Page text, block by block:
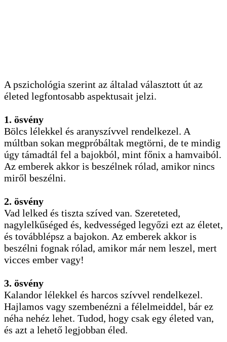
A pszichológia szerint az általad választott út az
életed legfontosabb aspektusait jelzi.
1. ösvény
Bölcs lélekkel és aranyszívvel rendelkezel. A
múltban sokan megpróbáltak megtörni, de te mindig
úgy támadtál fel a bajokból, mint főnix a hamvaiból.
Az emberek akkor is beszélnek rólad, amikor nincs
miről beszélni.
2. ösvény
Vad lelked és tiszta szíved van. Szereteted,
nagylelkűséged és, kedvességed legyőzi ezt az életet,
és továbblépsz a bajokon. Az emberek akkor is
beszélni fognak rólad, amikor már nem leszel, mert
vicces ember vagy!
3. ösvény
Kalandor lélekkel és harcos szívvel rendelkezel.
Hajlamos vagy szembenézni a félelmeiddel, bár ez
néha nehéz lehet. Tudod, hogy csak egy életed van,
és azt a lehető legjobban éled.